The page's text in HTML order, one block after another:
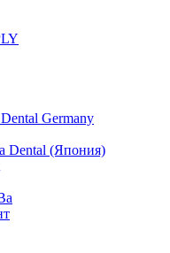
Germany
Dental (Япония)